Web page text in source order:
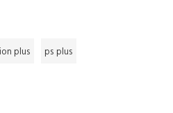
plus ps plus